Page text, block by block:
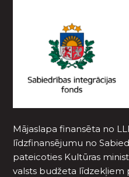
Mājaslapa finansēta no
līdzfinansējumu no
pateicoties Kultūras
valsts budžeta līdzekļiem